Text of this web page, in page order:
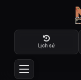
Lịch sử